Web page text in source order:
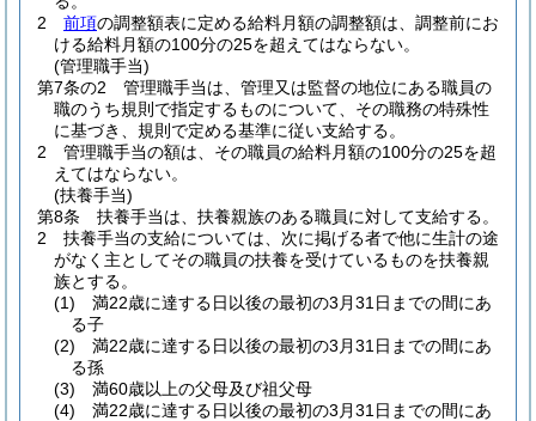
2
前項の調整額表に定める給料月額の調整額は、調整前にお
ける給料月額の100分の25を超えてはならない。
(管理職手当)
第7条の2
管理職手当は、管理又は監督の地位にある職員の
職のうち規則で指定するものについて、その職務の特殊性
に基づき、規則で定める基準に従い支給する。
2
管理職手当の額は、その職員の給料月額の100分の25を超
えてはならない。
(扶養手当)
第8条
扶養手当は、扶養親族のある職員に対して支給する。
2
扶養手当の支給については、次に掲げる者で他に生計の途
がなく主としてその職員の扶養を受けているものを扶養親
族とする。
(1)
満22歳に達する日以後の最初の3月31日までの間にあ
る子
(2)
満22歳に達する日以後の最初の3月31日までの間にあ
る孫
(3)
満60歳以上の父母及び祖父母
(4)
満22歳に達する日以後の最初の3月31日までの間にあ